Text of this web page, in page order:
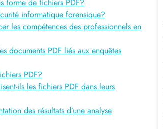
informatique forensique?
les compétences des professionnels en
documents PDF liés aux enquêtes
PDF?
ils les fichiers PDF dans leurs
des résultats d’une analyse